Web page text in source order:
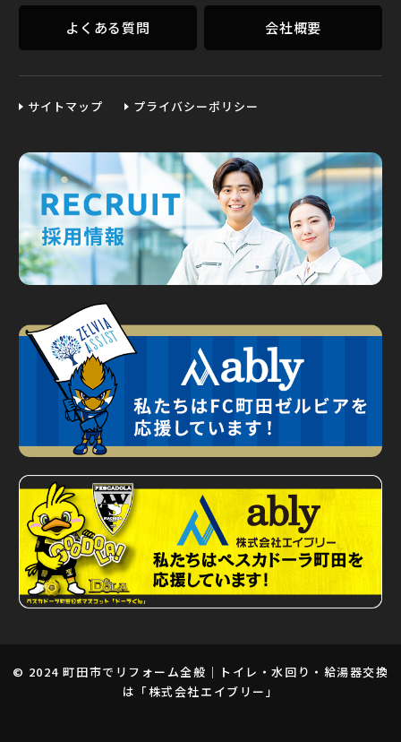
よくある質問 会社概要
サイトマップ プライバシーポリシー
© 2024町田市でリフォーム全般｜トイレ・水回り・給湯器交換
は「株式会社エイブリー」